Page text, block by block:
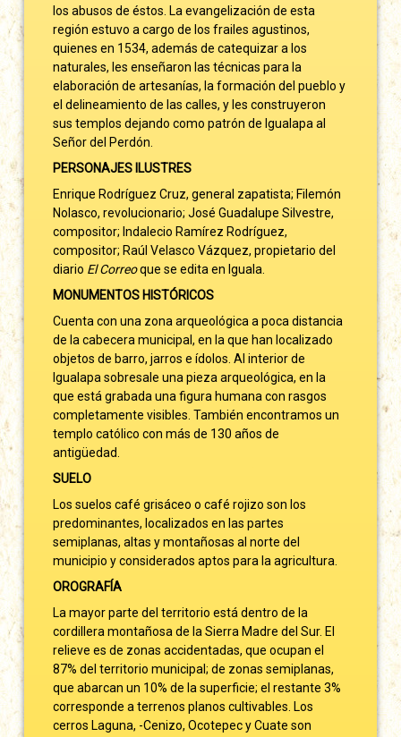
los abusos de éstos. La evangelización de esta
región estuvo a cargo de los frailes agustinos,
quienes en 1534, además de catequizar a los
naturales, les enseñaron las técnicas para la
elaboración de artesanías, la formación del pueblo y
el delineamiento de las calles, y les construyeron
sus templos dejando como patrón de Igualapa al
Señor del Perdón.
PERSONAJES ILUSTRES
Enrique Rodríguez Cruz, general zapatista; Filemón
Nolasco, revolucionario; José Guadalupe Silvestre,
compositor; Indalecio Ramírez Rodríguez,
compositor; Raúl Velasco Vázquez, propietario del
diario El Correoque se edita en Iguala.
MONUMENTOS HISTÓRICOS
Cuenta con una zona arqueológica a poca distancia
de la cabecera municipal, en la que han localizado
objetos de barro, jarros e ídolos. Al interior de
Igualapa sobresale una pieza arqueológica, en la
que está grabada una figura humana con rasgos
completamente visibles. También encontramos un
templo católico con más de 130 años de
antigüedad.
SUELO
Los suelos café grisáceo o café rojizo son los
predominantes, localizados en las partes
semiplanas, altas y montañosas al norte del
municipio y considerados aptos para la agricultura.
OROGRAFÍA
La mayor parte del territorio está dentro de la
cordillera montañosa de la Sierra Madre del Sur. El
relieve es de zonas accidentadas, que ocupan el
87% del territorio municipal; de zonas semiplanas,
que abarcan un 10% de la superficie; el restante 3%
corresponde a terrenos planos cultivables. Los
cerros Laguna, -Cenizo, Ocotepec y Cuate son